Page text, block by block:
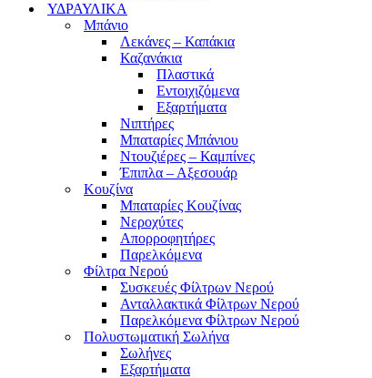
ΥΔΡΑΥΛΙΚΑ
Μπάνιο
Λεκάνες – Καπάκια
Καζανάκια
Πλαστικά
Εντοιχιζόμενα
Εξαρτήματα
Νιπτήρες
Μπαταρίες Μπάνιου
Ντουζιέρες – Καμπίνες
Έπιπλα – Αξεσουάρ
Κουζίνα
Μπαταρίες Κουζίνας
Νεροχύτες
Απορροφητήρες
Παρελκόμενα
Φίλτρα Νερού
Συσκευές Φίλτρων Νερού
Ανταλλακτικά Φίλτρων Νερού
Παρελκόμενα Φίλτρων Νερού
Πολυστωματική Σωλήνα
Σωλήνες
Εξαρτήματα